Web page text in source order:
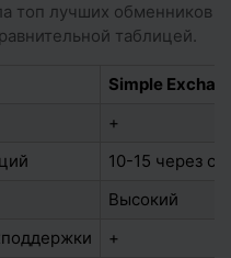
топ лучших обменников
таблицей.
Simple
+
10-15 через
Высокий
+